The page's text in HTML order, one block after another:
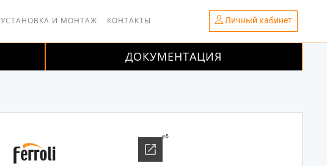
УСТАНОВКА И МОНТАЖ КОНТАКТЫ Личный кабинет
ДОКУМЕНТАЦИЯ